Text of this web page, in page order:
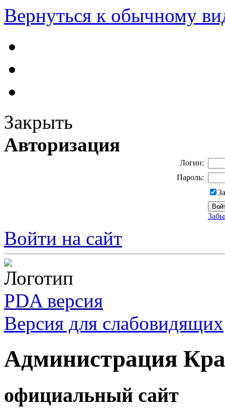
Вернуться к обычному
Закрыть
Авторизация
Логин:
Пароль:
Войти на сайт
PDA версия
Версия для слабовидящих
Администрация
официальный сайт